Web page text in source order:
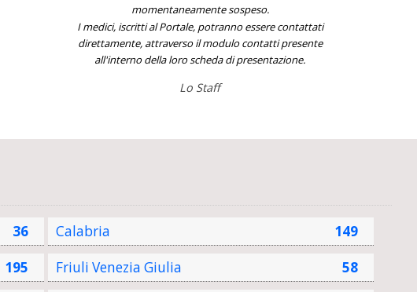
momentaneamente sospeso.
I medici, iscritti al Portale, potranno essere contattati
direttamente, attraverso il modulo contatti presente
all'interno della loro scheda di presentazione.
Lo Staff
36 Calabria
149
195 Friuli Venezia Giulia
58